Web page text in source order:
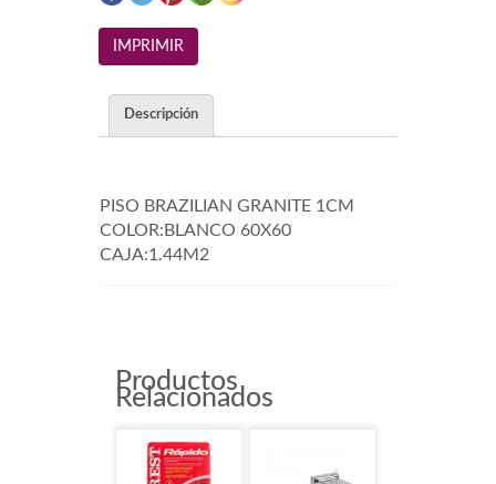
Descripción
PISO BRAZILIAN GRANITE 1CM
COLOR:BLANCO 60X60
CAJA:1.44M2
Productos
Relacionados